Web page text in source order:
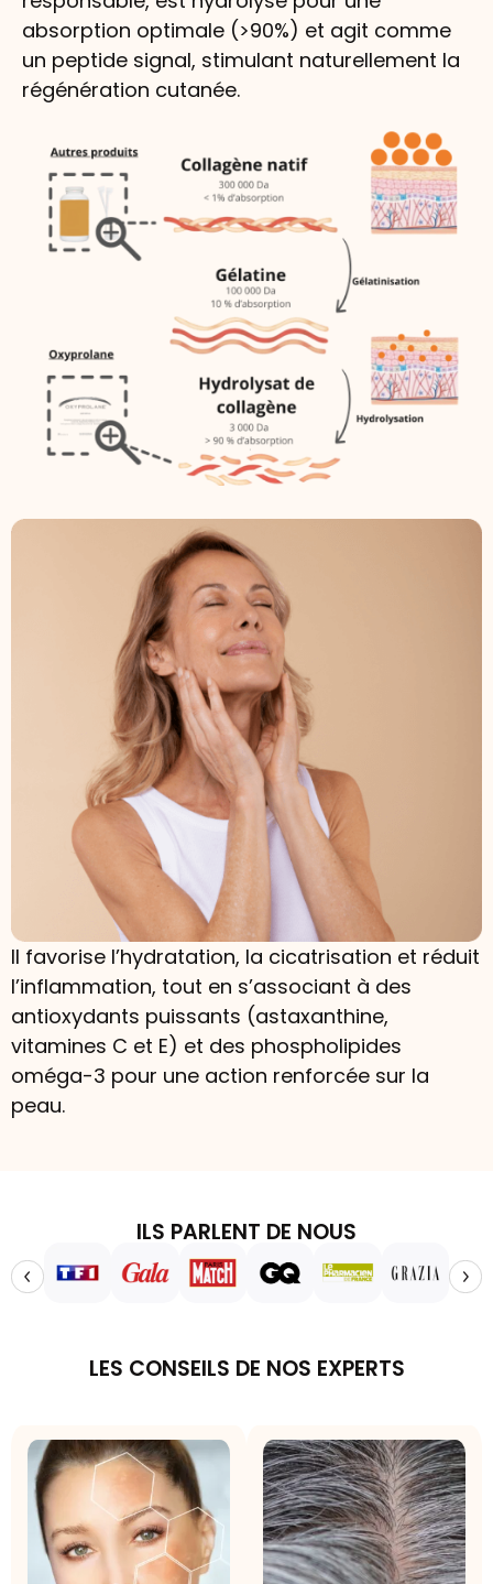
Il favorise l’hydratation, la cicatrisation et réduit
l’inflammation, tout en s’associant à des
antioxydants puissants (astaxanthine,
vitamines C et E) et des phospholipides
oméga-3 pour une action renforcée sur la
peau.
absorption optimale (>90%) et agit comme
un peptide signal, stimulant naturellement la
régénération cutanée.
ILS PARLENT DE NOUS
LES CONSEILS DE NOS EXPERTS